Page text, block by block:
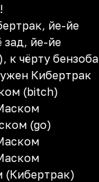
йе-йе
зад, йе-йе
к чёрту
Кибертрак
(bitch)
(gо)
(Кибертрак)